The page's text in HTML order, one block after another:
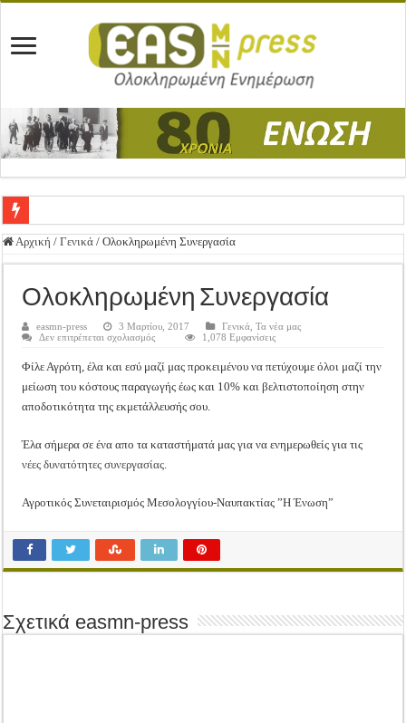
Ένωση Μεσολογγίου: Συγχαρητήρια Επιστολή προς Δήμο Μεσολογγίου
Καλή Ανάσταση & Καλό Πάσχα!
ΕΝΩΣΗ ΜΕΣΟΛΟΓΓΙΟΥ: ΕΚΛΟΓΙΚΗ ΓΕΝΙΚΗ ΣΥΝΕΛΕΥΣΗ
Δημοσιεύτηκε η Προδημοσίευση της Πρόσκλησης Σχεδίων Βελτίωσης
Καλά Χριστούγεννα! Καλή Χρονιά!
Tακτική Γενική Συνέλευση του Αγροτικού Συνεταιρισμού Μεσολογγίου-
Η περίοδος συγκομιδής της Ελιάς ξεκίνησε…με Μεγάλες Προσφορές!!
Οι Φθινοπωρινές σπορές ξεκίνησαν!
Ημερίδα: Τρέφοντας Βιώσιμα το Μέλλον: Η Δύναμη των Εντόμων
Αρχική / Γενικά / Ολοκληρωμένη Συνεργασία
Ολοκληρωμένη Συνεργασία
easmn-press 3 Μαρτίου, 2017 Γενικά ,Τα νέα μας
Δεν επιτρέπεται σχολιασμόςστο
1,078 Εμφανίσεις
Φίλε Αγρότη, έλα και εσύ μαζί μας προκειμένου να πετύχουμε όλοι μαζί την
μείωση του κόστους παραγωγής έως και 10% και βελτιστοποίηση στην
αποδοτικότητα της εκμετάλλευσής σου.
Έλα σήμερα σε ένα απο τα καταστήματά μας για να ενημερωθείς για τις
νέες δυνατότητες συνεργασίας.
Αγροτικός Συνεταιρισμός Μεσολογγίου-Ναυπακτίας ”Η Ένωση”
Σχετικά easmn-press